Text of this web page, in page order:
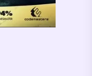
1